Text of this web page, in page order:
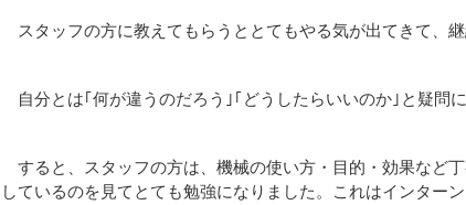
スタッフの方に教えてもらうととてもやる気が出てきて、継
自分とは｢何が違うのだろう｣｢どうしたらいいのか｣と疑問
すると、スタッフの方は、機械の使い方・目的・効果など
しているのを見てとても勉強になりました。これはインター